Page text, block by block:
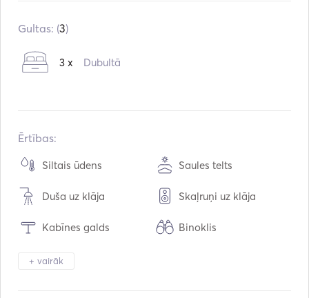
Dzinēji: 1 x 55hp
Ūdens ietilpība:500 L
Gultas: (3)
3 x Dubultā
Ērtības:
Siltais ūdens Saules telts
Duša uz klāja Skaļruņi uz klāja
Kabīnes galds Binoklis
Lukturu gaisma
+ vairāk